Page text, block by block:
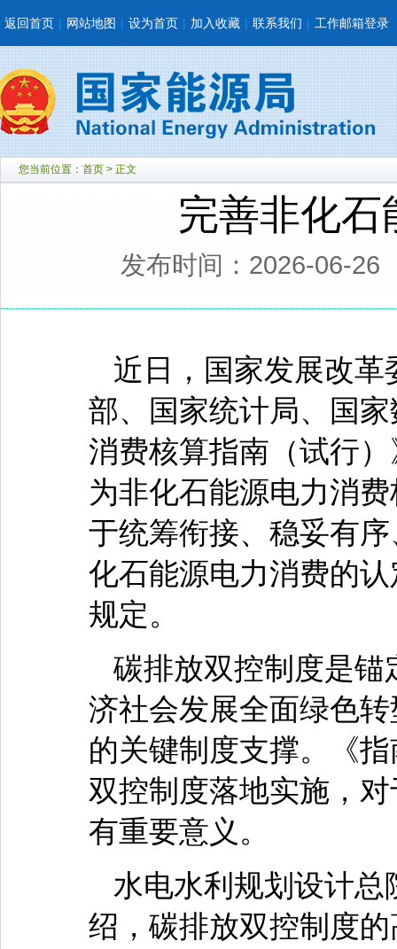
返回首页 | 网站地图 | 设为首页 | 加入收藏 | 联系我们 | 工作邮箱登录
您当前位置： 首页 > 正文
完善非化石
发布时间：2026-06-26
近日，国家发展改
部、国家统计局、国
消费核算指南（试行
为非化石能源电力消
于统筹衔接、稳妥有
化石能源电力消费的
规定。
碳排放双控制度是
济社会发展全面绿色
的关键制度支撑。《
双控制度落地实施，
有重要意义。
水电水利规划设计
绍，碳排放双控制度